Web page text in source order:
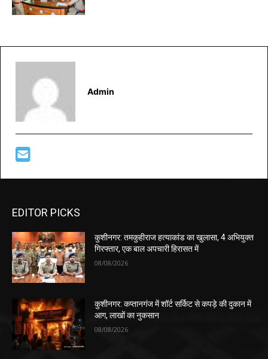
Admin
EDITOR PICKS
कुशीनगर: तमकुहीराज हत्याकांड का खुलासा, 4 अभियुक्त
गिरफ्तार, एक बाल अपचारी हिरासत में
08/08/2026
कुशीनगर: कप्तानगंज में शॉर्ट सर्किट से कपड़े की दुकान में
आग, लाखों का नुकसान
08/08/2026